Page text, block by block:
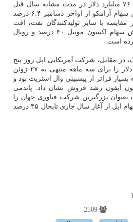
میلیارد دلار در مقاسیه با ۷۶ میلیارد دلار در مدت مشابه سال قبل
سقوط کرده است. ارزش سهام آرامکو از اواخر دسامبر ۶.۴ درصد
مقایسه با سایر تولیدکنندگان نفت، افت
کمتری داشته است. ارزش سهام اکسون موبیل ۴۰ درصد و رویال
در مقابل، شرکت آمریکایی اپل روز پنج
شنبه درآمد ۵۹.۷ میلیارد دلار را برای سه ماهه منتهی به ۲۷ ژوئن
که بسیار فراتر از پیشبینی وال استریت بود و
آیفون رشد فروش نشان داد. پاندمی
بزرگترین شرکت فناوری جهان را
مستحکم کرده و ارزش سهام اپل از آغاز سال جاری تابحال ۴۵ درصد